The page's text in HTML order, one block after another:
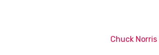
Chuck Norris